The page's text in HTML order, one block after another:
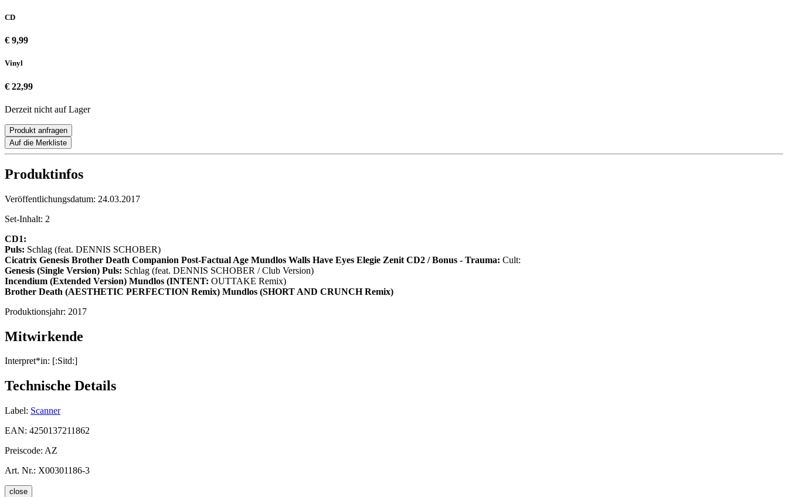
CD
€ 9,99
Vinyl
€ 22,99
Derzeit nicht auf Lager
Produkt anfragen
Auf die Merkliste
Produktinfos
Veröffentlichungsdatum: 24.03.2017
Set-Inhalt: 2
CD1:
Puls: Schlag (feat. DENNIS SCHOBER)
Cicatrix Genesis Brother Death Companion Post-Factual Age Mundlos Walls Have Eyes Elegie Zenit CD2 / Bonus - Trauma: Cult:
Genesis (Single Version) Puls: Schlag (feat. DENNIS SCHOBER / Club Version)
Incendium (Extended Version) Mundlos (INTENT: OUTTAKE Remix)
Brother Death (AESTHETIC PERFECTION Remix) Mundlos (SHORT AND CRUNCH Remix)
Produktionsjahr: 2017
Mitwirkende
Interpret*in: [:Sitd:]
Technische Details
Label: Scanner
EAN: 4250137211862
Preiscode: AZ
Art. Nr.: X00301186-3
close